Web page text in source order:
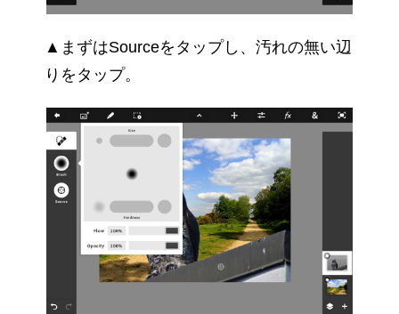
▲まずはSourceをタップし、汚れの無い辺
りをタップ。